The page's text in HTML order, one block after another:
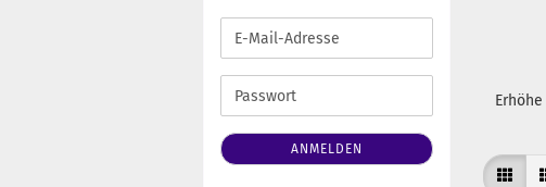
E-
Mail-
Adresse
Passwort
ANMELDEN